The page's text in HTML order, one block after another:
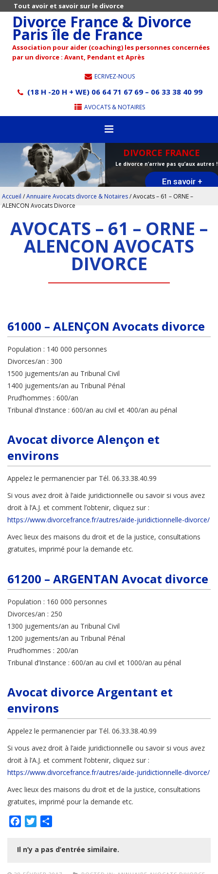
Tout avoir et savoir sur le divorce
Divorce France & Divorce
Paris île de France
Association pour aider (coaching) les personnes concernées
par un divorce : Avant, Pendant et Après
ECRIVEZ-NOUS
(18 H -20 H + WE) 06 64 71 67 69 – 06 33 38 40 99
AVOCATS & NOTAIRES
DIVORCE FRANCE
Le divorce n’arrive pas qu’aux autres !
En savoir +
Accueil /Annuaire Avocats divorce & Notaires/Avocats – 61 – ORNE –
ALENCON Avocats Divorce
AVOCATS – 61 – ORNE –
ALENCON AVOCATS
DIVORCE
61000 – ALENÇON Avocats divorce
Population : 140 000 personnes
Divorces/an : 300
1500 jugements/an au Tribunal Civil
1400 jugements/an au Tribunal Pénal
Prud’hommes : 600/an
Tribunal d’Instance : 600/an au civil et 400/an au pénal
Avocat divorce Alençon et
environs
Appelez le permanencier par Tél. 06.33.38.40.99
Si vous avez droit à l’aide juridictionnelle ou savoir si vous avez
droit à l’A.J. et comment l’obtenir, cliquez sur :
https://www.divorcefrance.fr/autres/aide-juridictionnelle-divorce/
Avec lieux des maisons du droit et de la justice, consultations
gratuites, imprimé pour la demande etc.
61200 – ARGENTAN Avocat divorce
Population : 160 000 personnes
Divorces/an : 250
1300 jugements/an au Tribunal Civil
1200 jugements/an au Tribunal Pénal
Prud’hommes : 200/an
Tribunal d’Instance : 600/an au civil et 1000/an au pénal
Avocat divorce Argentant et
environs
Appelez le permanencier par Tél. 06.33.38.40.99
Si vous avez droit à l’aide juridictionnelle ou savoir si vous avez
droit à l’A.J. et comment l’obtenir, cliquez sur :
https://www.divorcefrance.fr/autres/aide-juridictionnelle-divorce/
Avec lieux des maisons du droit et de la justice, consultations
gratuites, imprimé pour la demande etc.
FacebookTwitter
Il n’y a pas d’entrée similaire.